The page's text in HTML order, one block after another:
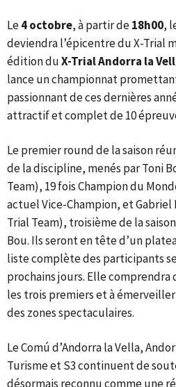
Le4 octobre, à partir de18h00,
deviendra l’épicentre du X-Trial
édition duX-Trial Andorra la
lance un championnat
passionnant de ces dernières
attractif et complet de 10
Le premier round de la saison
de la discipline, menés par Toni
Team), 19 fois Champion du
actuel Vice-Champion, et
Trial Team), troisième de la
Bou. Ils seront en tête d’un
liste complète des participants
prochains jours. Elle
les trois premiers et à
des zones spectaculaires.
Le Comú d’Andorra la Vella,
Turisme et S3 continuent de
désormais reconnu comme une